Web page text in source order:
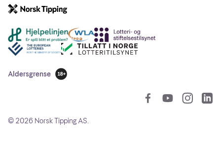
Andre lenker
Aldersgrense
18 år
© 2026 Norsk Tipping AS.